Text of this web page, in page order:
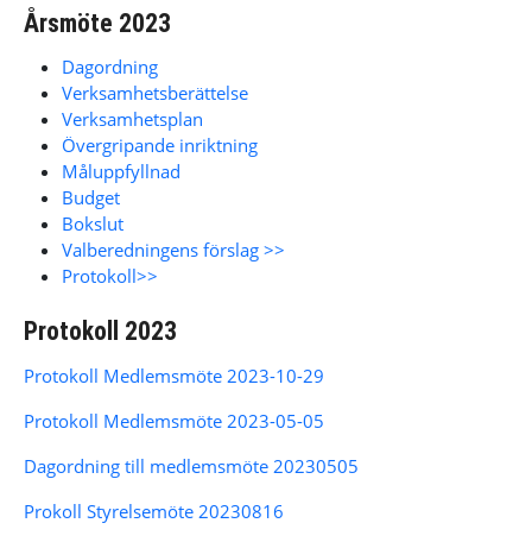
Årsmöte 2023
Dagordning
Verksamhetsberättelse
Verksamhetsplan
Övergripande inriktning
Måluppfyllnad
Budget
Bokslut
Valberedningens förslag >>
Protokoll>>
Protokoll 2023
Protokoll Medlemsmöte 2023-10-29
Protokoll Medlemsmöte 2023-05-05
Dagordning till medlemsmöte 20230505
Prokoll Styrelsemöte 20230816